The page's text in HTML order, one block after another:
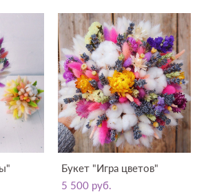
Букет "Игра цветов"
5 500 pуб.